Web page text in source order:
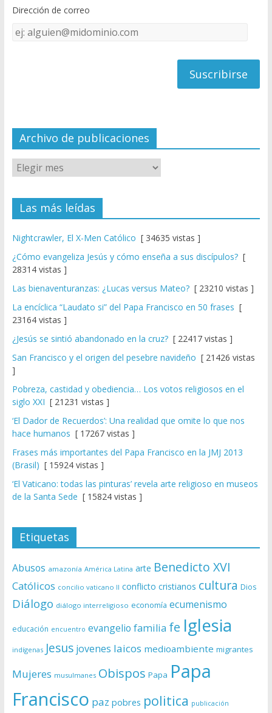
k e
C
el
Dirección de correo
Dirección
de
Archivo de publicaciones
Las más leídas
Nightcrawler, El X-Men Católico [ 34635 vistas ]
¿Cómo evangeliza Jesús y cómo enseña a sus discípulos?[
28314 vistas ]
Las bienaventuranzas: ¿Lucas versus Mateo?[ 23210 vistas ]
La encíclica “Laudato si” del Papa Francisco en 50 frases [
23164 vistas ]
¿Jesús se sintió abandonado en la cruz?[ 22417 vistas ]
San Francisco y el origen del pesebre navideño [ 21426 vistas
]
Pobreza, castidad y obediencia… Los votos religiosos en el
siglo XXI [ 21231 vistas ]
‘El Dador de Recuerdos’: Una realidad que omite lo que nos
hace humanos [ 17267 vistas ]
Frases más importantes del Papa Francisco en la JMJ 2013
(Brasil) [ 15924 vistas ]
‘El Vaticano: todas las pinturas’ revela arte religioso en museos
de la Santa Sede [ 15824 vistas ]
Etiquetas
Abusos amazonía América Latina arte Benedicto XVI
Católicos concilio vaticano II conflicto cristianos cultura Dios
Diálogo diálogo interreligioso economía ecumenismo
educación encuentro evangelio familia fe Iglesia
indígenas Jesus jovenes laicos medioambiente migrantes
Mujeres musulmanes Obispos Papa Papa
Francisco paz pobres politica publicación